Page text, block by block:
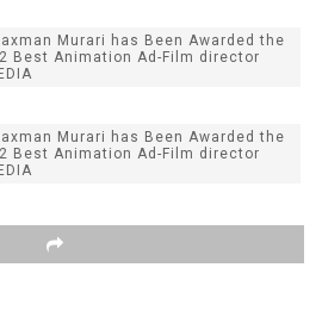
Murari has Been Awarded the
Best Animation Ad-Film director
Murari has Been Awarded the
Best Animation Ad-Film director